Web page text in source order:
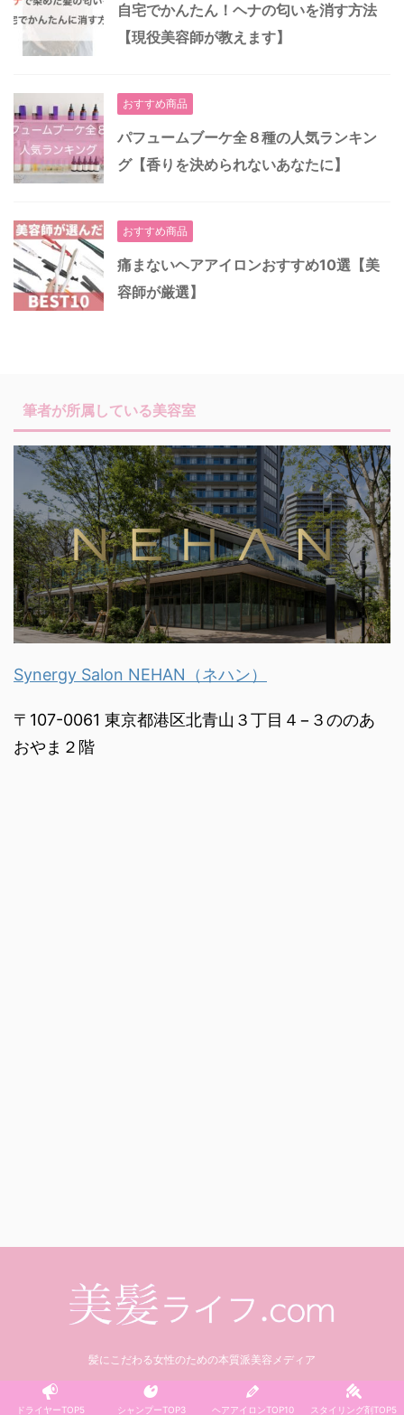
自宅でかんたん！ヘナの匂いを消す方法
【現役美容師が教えます】
おすすめ商品
パフュームブーケ全８種の人気ランキン
グ【香りを決められないあなたに】
おすすめ商品
痛まないヘアアイロンおすすめ10選【美
容師が厳選】
筆者が所属している美容室
Synergy Salon NEHAN（ネハン）
〒107-0061 東京都港区北青山３丁目４−３ののあ
おやま２階
髪にこだわる女性のための本質派美容メディア
© 2021 美髪ライフ.com
ドライヤーTOP5 シャンプーTOP3 ヘアアイロンTOP10 スタイリング剤TOP5